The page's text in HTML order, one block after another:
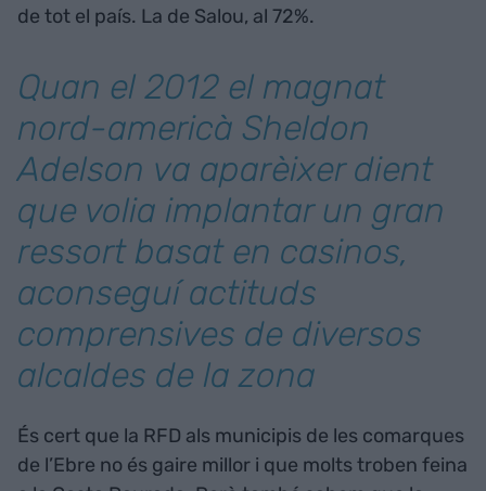
de tot el país. La de Salou, al 72%.
Quan el 2012 el magnat
nord-americà Sheldon
Adelson va aparèixer dient
que volia implantar un gran
ressort basat en casinos,
aconseguí actituds
comprensives de diversos
alcaldes de la zona
És cert que la RFD als municipis de les comarques
de l’Ebre no és gaire millor i que molts troben feina